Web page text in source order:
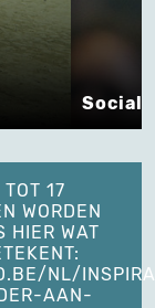
als de
17
WORDEN
HIER WAT
NL/
AAN-